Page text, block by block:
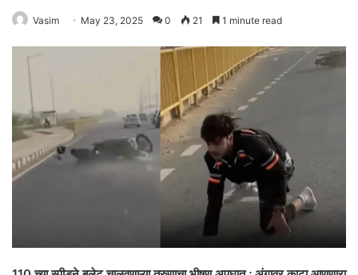
Vasim May 23, 2025 0 21 1 minute read